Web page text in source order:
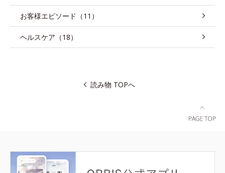
お客様エピソード（11）
ヘルスケア（18）
読み物 TOPへ